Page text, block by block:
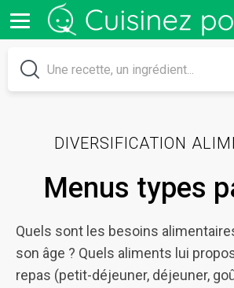
DIVERSIFICATION
Menus types
Quels sont les besoins
son âge ? Quels aliments lui
repas (petit-déjeuner, déjeuner,